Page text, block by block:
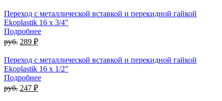
Переход с металлической вставкой и перекидной гайкой
Ekoplastik 16 x 3/4"
Подробнее
руб. 289 ₽
Переход с металлической вставкой и перекидной гайкой
Ekoplastik 16 x 1/2"
Подробнее
руб. 247 ₽